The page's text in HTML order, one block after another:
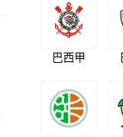
巴西甲